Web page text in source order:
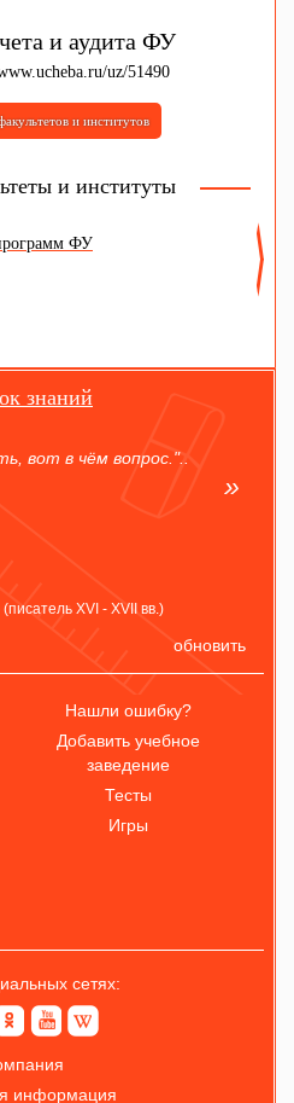
и аудита ФУ
uz/51490
и институтов
и институты
ФУ
знаний
вот в чём вопрос."..
XVI - XVII вв.)
обновить
Нашли ошибку?
Добавить учебное
заведение
Тесты
Игры
сетях:
информация